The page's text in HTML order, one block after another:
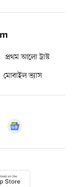
প্রথম আলো ট্রাস্ট
মোবাইল ভ্যাস